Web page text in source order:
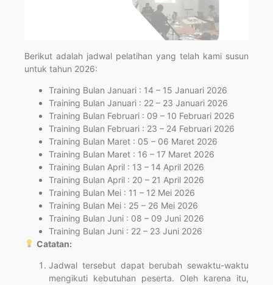
Berikut adalah jadwal pelatihan yang telah kami susun
untuk tahun 2026:
Training Bulan Januari : 14 – 15 Januari 2026
Training Bulan Januari : 22 – 23 Januari 2026
Training Bulan Februari : 09 – 10 Februari 2026
Training Bulan Februari : 23 – 24 Februari 2026
Training Bulan Maret : 05 – 06 Maret 2026
Training Bulan Maret : 16 – 17 Maret 2026
Training Bulan April : 13 – 14 April 2026
Training Bulan April : 20 – 21 April 2026
Training Bulan Mei : 11 – 12 Mei 2026
Training Bulan Mei : 25 – 26 Mei 2026
Training Bulan Juni : 08 – 09 Juni 2026
Training Bulan Juni : 22 – 23 Juni 2026
Catatan:
Jadwal tersebut dapat berubah sewaktu-waktu
mengikuti kebutuhan peserta. Oleh karena itu,